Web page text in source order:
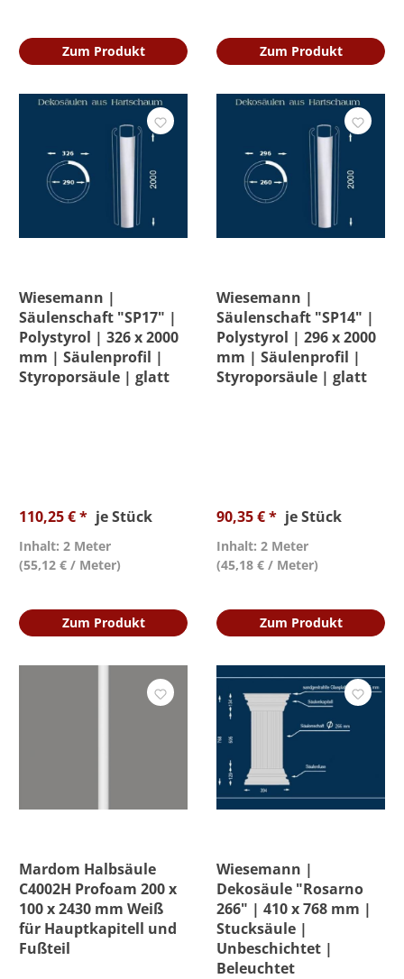
Zum Produkt Zum Produkt
Wiesemann |
Säulenschaft "SP17" |
Polystyrol | 326 x 2000
mm | Säulenprofil |
Styroporsäule | glatt
110,25 € * je Stück
Inhalt: 2 Meter
(55,12 € / Meter)
Zum Produkt
Wiesemann |
Säulenschaft "SP14" |
Polystyrol | 296 x 2000
mm | Säulenprofil |
Styroporsäule | glatt
90,35 € * je Stück
Inhalt: 2 Meter
(45,18 € / Meter)
Zum Produkt
Mardom Halbsäule
C4002H Profoam 200 x
100 x 2430 mm Weiß
für Hauptkapitell und
Fußteil
Wiesemann |
Dekosäule "Rosarno
266" | 410 x 768 mm |
Stucksäule |
Unbeschichtet |
Beleuchtet